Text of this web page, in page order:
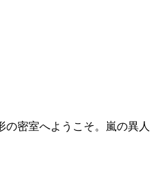
の密室へようこそ。嵐の異人